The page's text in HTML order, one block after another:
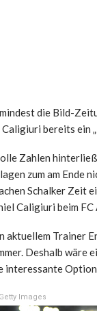
die Bild-
bereits ein
Zahlen
zum am Ende
Schalker Zeit
Caligiuri beim FC
aktuellem Trainer
Deshalb wäre
interessante
Images